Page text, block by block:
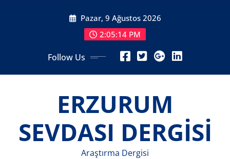
Pazar, 9 Ağustos 2026
2:05:16 PM
Follow Us
ERZURUM
SEVDASI DERGİSİ
Araştırma Dergisi